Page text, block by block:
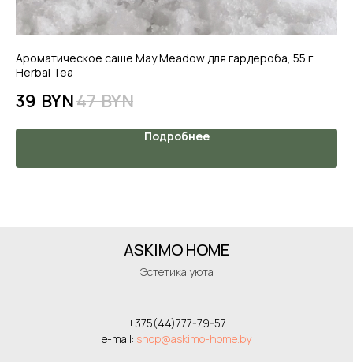
Ароматическое саше May Meadow для гардероба, 55 г.
Herbal Tea
39 BYN47 BYN
Подробнее
ASKIMO HOME
Эстетика уюта
+375(44)777-79-57
e-mail: shop@askimo-home.by